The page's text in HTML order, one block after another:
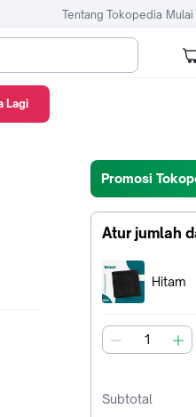
Tentang Tokopedia Mulai
Promosi
Atur jumlah
Terpilih:
Hitam
jumlah
Subtotal
Lagi